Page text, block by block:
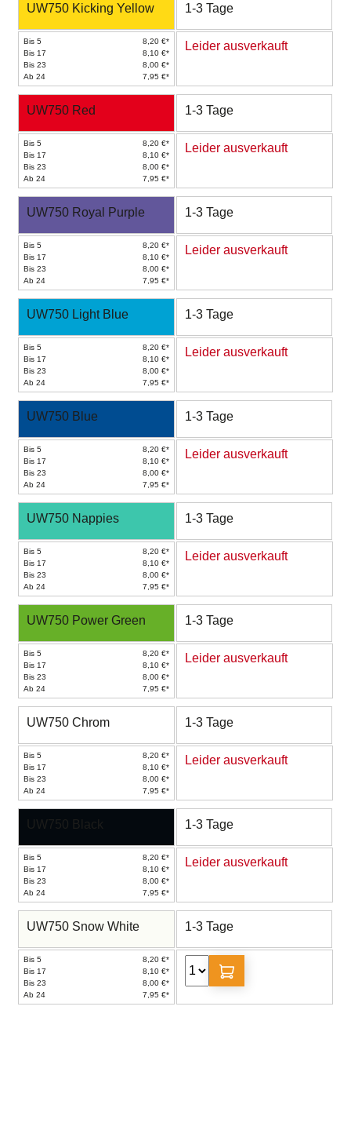
UW750 Kicking Yellow 1-3 Tage
Bis 5
8,20 €*
Bis 17
8,10 €*
Bis 23
8,00 €*
Ab 24
7,95 €*
Leider ausverkauft
UW750 Red 1-3 Tage
Bis 5
8,20 €*
Bis 17
8,10 €*
Bis 23
8,00 €*
Ab 24
7,95 €*
Leider ausverkauft
UW750 Royal Purple 1-3 Tage
Bis 5
8,20 €*
Bis 17
8,10 €*
Bis 23
8,00 €*
Ab 24
7,95 €*
Leider ausverkauft
UW750 Light Blue 1-3 Tage
Bis 5
8,20 €*
Bis 17
8,10 €*
Bis 23
8,00 €*
Ab 24
7,95 €*
Leider ausverkauft
UW750 Blue 1-3 Tage
Bis 5
8,20 €*
Bis 17
8,10 €*
Bis 23
8,00 €*
Ab 24
7,95 €*
Leider ausverkauft
UW750 Nappies 1-3 Tage
Bis 5
8,20 €*
Bis 17
8,10 €*
Bis 23
8,00 €*
Ab 24
7,95 €*
Leider ausverkauft
UW750 Power Green 1-3 Tage
Bis 5
8,20 €*
Bis 17
8,10 €*
Bis 23
8,00 €*
Ab 24
7,95 €*
Leider ausverkauft
UW750 Chrom 1-3 Tage
Bis 5
8,20 €*
Bis 17
8,10 €*
Bis 23
8,00 €*
Ab 24
7,95 €*
Leider ausverkauft
UW750 Black 1-3 Tage
Bis 5
8,20 €*
Bis 17
8,10 €*
Bis 23
8,00 €*
Ab 24
7,95 €*
Leider ausverkauft
UW750 Snow White 1-3 Tage
Bis 5
8,20 €*
Bis 17
8,10 €*
Bis 23
8,00 €*
Ab 24
7,95 €*